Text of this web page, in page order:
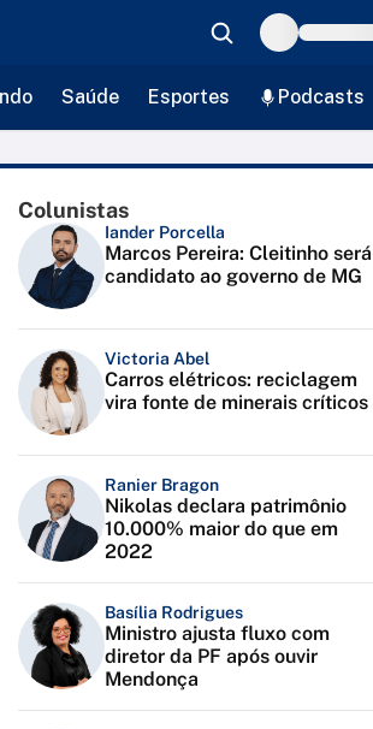
Saúde Esportes Podcasts
Colunistas
Iander Porcella
Marcos Pereira: Cleitinho será
candidato ao governo de MG
Victoria Abel
Carros elétricos: reciclagem
vira fonte de minerais críticos
Ranier Bragon
Nikolas declara patrimônio
10.000% maior do que em
2022
Basília Rodrigues
Ministro ajusta fluxo com
diretor da PF após ouvir
Mendonça